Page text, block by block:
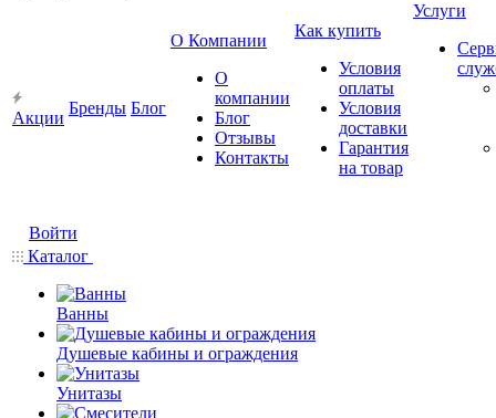
Акции
Бренды Блог
О Компании
О
компании
Блог
Отзывы
Контакты
Как купить
Условия
оплаты
Условия
доставки
Гарантия
на товар
Услуги
Войти
Каталог
Ванны
Душевые кабины и ограждения
Унитазы